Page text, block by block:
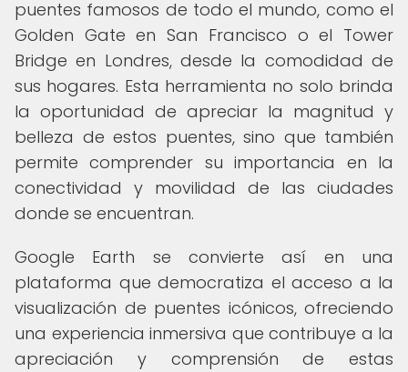
puentes famosos de todo el mundo, como el
Golden Gate en San Francisco o el Tower
Bridge en Londres, desde la comodidad de
sus hogares. Esta herramienta no solo brinda
la oportunidad de apreciar la magnitud y
belleza de estos puentes, sino que también
permite comprender su importancia en la
conectividad y movilidad de las ciudades
donde se encuentran.
Google Earth se convierte así en una
plataforma que democratiza el acceso a la
visualización de puentes icónicos, ofreciendo
una experiencia inmersiva que contribuye a la
apreciación y comprensión de estas